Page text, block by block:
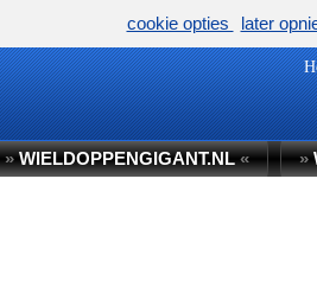
»WIELDOPPENGIGANT.NL« »
cookie opties later